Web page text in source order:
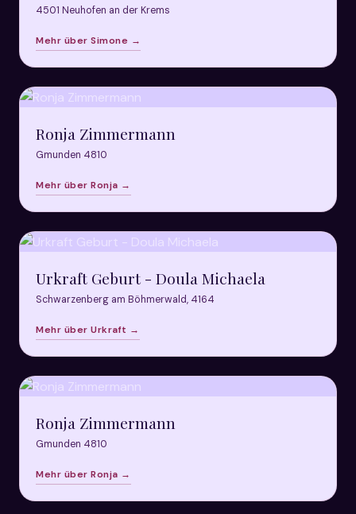
4501 Neuhofen an der Krems
Mehr über Simone →
Ronja Zimmermann
Gmunden 4810
Mehr über Ronja →
Urkraft Geburt - Doula Michaela
Schwarzenberg am Böhmerwald, 4164
Mehr über Urkraft →
Ronja Zimmermann
Gmunden 4810
Mehr über Ronja →